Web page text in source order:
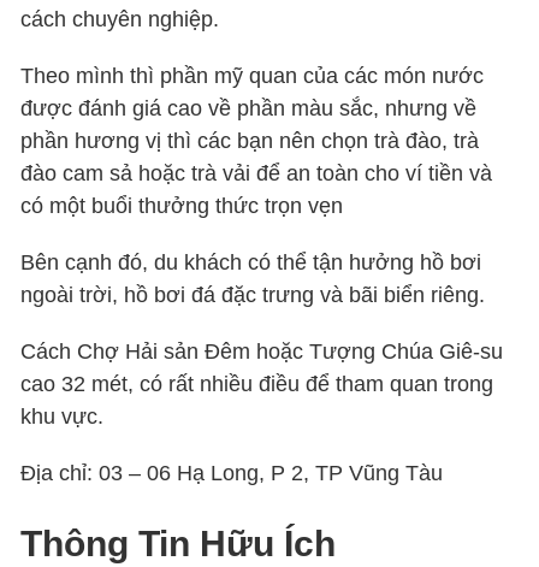
cách chuyên nghiệp.
Theo mình thì phần mỹ quan của các món nước
được đánh giá cao về phần màu sắc, nhưng về
phần hương vị thì các bạn nên chọn trà đào, trà
đào cam sả hoặc trà vải để an toàn cho ví tiền và
có một buổi thưởng thức trọn vẹn
Bên cạnh đó, du khách có thể tận hưởng hồ bơi
ngoài trời, hồ bơi đá đặc trưng và bãi biển riêng.
Cách Chợ Hải sản Đêm hoặc Tượng Chúa Giê-su
cao 32 mét, có rất nhiều điều để tham quan trong
khu vực.
Địa chỉ: 03 – 06 Hạ Long, P 2, TP Vũng Tàu
Thông Tin Hữu Ích